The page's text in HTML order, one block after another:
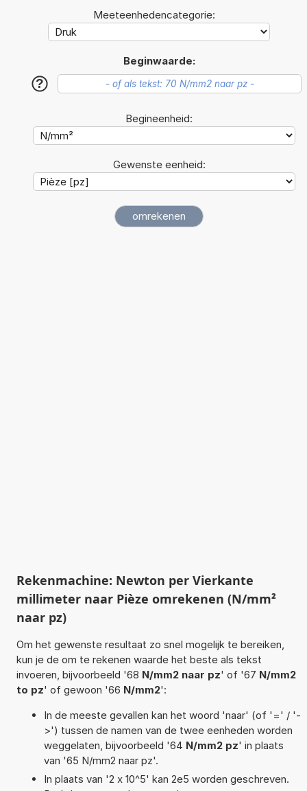
Meeteenhedencategorie:
Beginwaarde:
?
Begineenheid:
Gewenste eenheid:
Rekenmachine: Newton per Vierkante
millimeter naar Pièze omrekenen (N/mm²
naar pz)
Om het gewenste resultaat zo snel mogelijk te bereiken,
kun je de om te rekenen waarde het beste als tekst
invoeren, bijvoorbeeld '68 N/mm2 naar pz' of '67 N/mm2
to pz' of gewoon '66 N/mm2':
In de meeste gevallen kan het woord 'naar' (of '=' / '-
>') tussen de namen van de twee eenheden worden
weggelaten, bijvoorbeeld '64 N/mm2 pz' in plaats
van '65 N/mm2 naar pz'.
In plaats van '2 x 10^5' kan 2e5 worden geschreven.